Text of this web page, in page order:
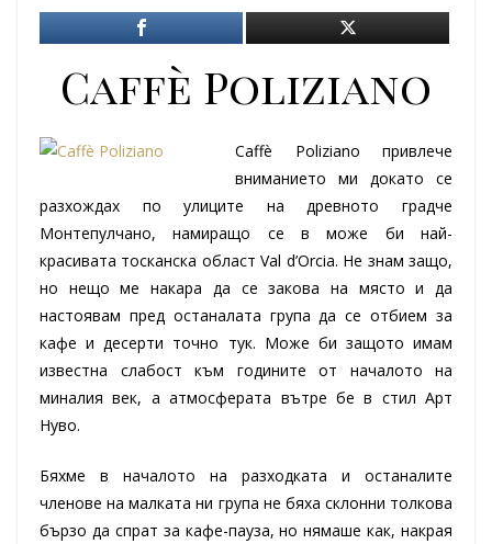
Caffè Poliziano
Caffè Poliziano привлече
вниманието ми докато се
разхождах по улиците на древното градче
Монтепулчано, намиращо се в може би най-
красивата тосканска област Val d’Оrcia. Не знам защо,
но нещо ме накара да се закова на място и да
настоявам пред останалата група да се отбием за
кафе и десерти точно тук. Може би защото имам
известна слабост към годините от началото на
миналия век, а атмосферата вътре бе в стил Арт
Нуво.
Бяхме в началото на разходката и останалите
членове на малката ни група не бяха склонни толкова
бързо да спрат за кафе-пауза, но нямаше как, накрая